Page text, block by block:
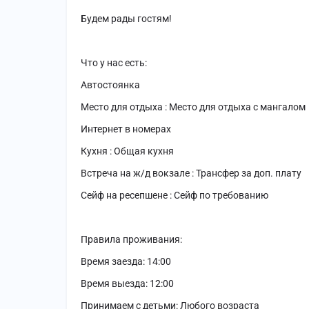
Будем рады гостям!
Что у нас есть:
Автостоянка
Место для отдыха : Место для отдыха с мангалом
Интернет в номерах
Кухня : Общая кухня
Встреча на ж/д вокзале : Трансфер за доп. плату
Сейф на ресепшене : Сейф по требованию
Правила проживания:
Время заезда: 14:00
Время выезда: 12:00
Принимаем с детьми: Любого возраста